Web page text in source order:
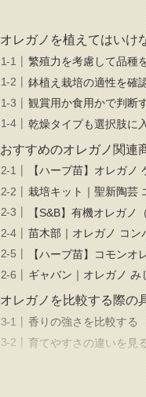
オレガノを植えてはいけ
繁殖力を考慮して品種
鉢植え栽培の適性を確
観賞用か食用かで判断
乾燥タイプも選択肢に
おすすめのオレガノ関連
【ハーブ苗】オレガノ
栽培キット｜聖新陶芸
【S&B】有機オレガノ
苗木部｜オレガノ コン
【ハーブ苗】コモンオ
ギャバン｜オレガノ み
オレガノを比較する際の
香りの強さを比較する
育てやすさの違いを見